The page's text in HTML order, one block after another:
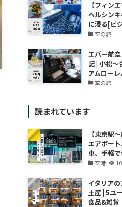
【フィン
ヘルシン
に浸る[ビ
空の旅
エバー航
記 | 小松～
アムローレ
空の旅
読まれています
【東京駅
エアポー
車、手軽
空港
イタリア
土産 | 5ユ
食品&雑貨